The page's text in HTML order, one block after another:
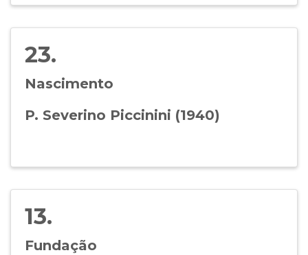
23.
Nascimento
P. Severino Piccinini (1940)
13.
Fundação